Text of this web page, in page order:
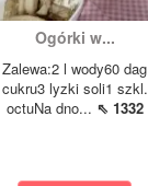
Ogórki w...
Zalewa:2 l wody60 dag
cukru3 lyzki soli1 szkl.
octuNa dno... ⇖ 1332